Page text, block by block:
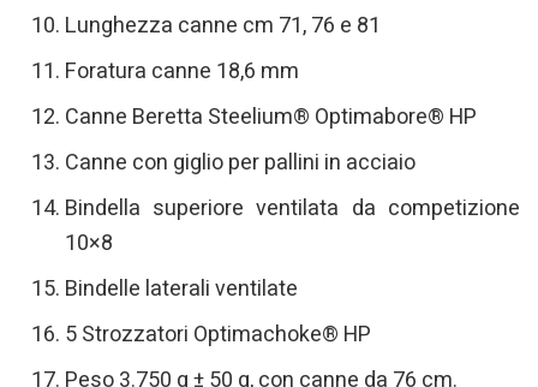
Lunghezza canne cm 71, 76 e 81
Foratura canne 18,6 mm
Canne Beretta Steelium® Optimabore® HP
Canne con giglio per pallini in acciaio
Bindella superiore ventilata da competizione
10×8
Bindelle laterali ventilate
5 Strozzatori Optimachoke® HP